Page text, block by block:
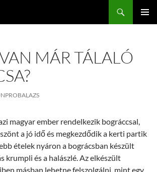
MÁR TÁLALÓ
magyar ember rendelkezik bográccsal,
a jó idő és megkezdődik a kerti partik
ételek nyáron a bográcsban készült
krumpli és a halászlé. Az elkészült
másban lehetne felszolgálni, mint egy